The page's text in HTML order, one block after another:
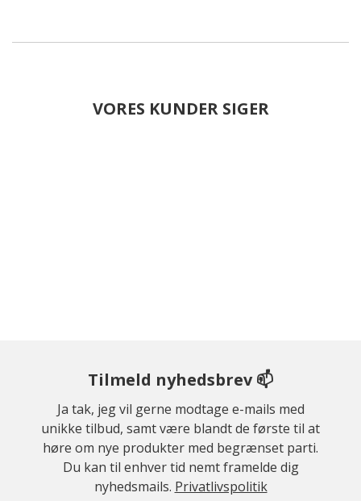
VORES KUNDER SIGER
Tilmeld nyhedsbrev 📫
Ja tak, jeg vil gerne modtage e-mails med
unikke tilbud, samt være blandt de første til at
høre om nye produkter med begrænset parti.
Du kan til enhver tid nemt framelde dig
nyhedsmails. Privatlivspolitik